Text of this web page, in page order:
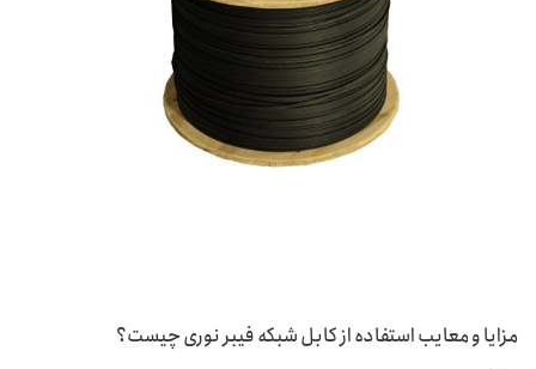
مزایا و معایب استفاده از کابل شبکه فیبر نوری چیست؟